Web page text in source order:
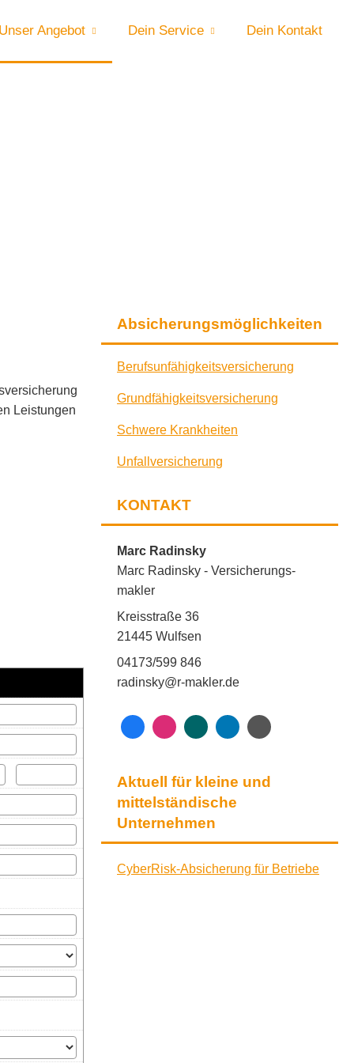
Unser Angebot Dein Service Dein Kontakt
Absicherungsmöglichkeiten
Berufs­unfähig­keitsversicherung
Grundfähigkeitsversicherung
Schwe­re Krank­hei­ten
Unfall­ver­si­che­rung
KONTAKT
Marc Radinsky
Marc Radinsky - Ver­sicherungs­
makler
Kreisstraße 36
21445 Wulfsen
04173/599 846
radinsky@r-makler.de
Aktuell für kleine und
mittelständische
Unternehmen
CyberRisk-Absicherung für Betriebe
Leistungen